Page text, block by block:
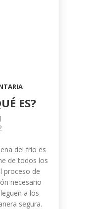
ES?
del frío es
de todos los
proceso de
necesario
a los
segura.